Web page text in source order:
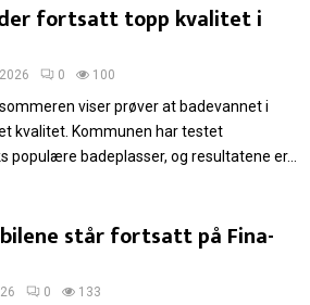
fortsatt topp kvalitet i
0 100
viser prøver at badevannet i
kvalitet. Kommunen har testet
populære badeplasser, og resultatene er...
står fortsatt på Fina-
0 133